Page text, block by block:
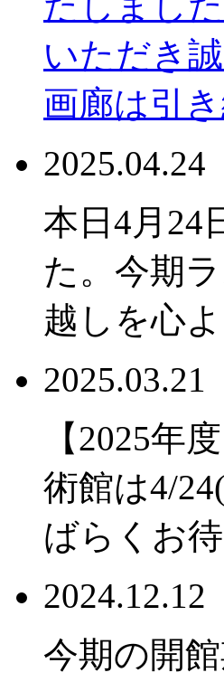
いただき
画廊は引
2025.04.24
本日4月24
た。今期
越しを心
2025.03.21
【2025年
術館は4/
ばらくお
2024.12.12
今期の開